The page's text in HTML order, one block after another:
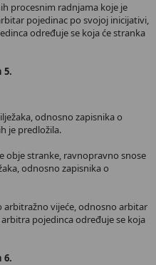
procesnim radnjama koje je
pojedinac po svojoj inicijativi,
određuje se koja će stranka
5.
odnosno zapisnika o
je predložila.
obje stranke, ravnopravno snose
odnosno zapisnika o
arbitražno vijeće, odnosno arbitar
pojedinca određuje se koja
6.